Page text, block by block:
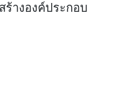
างองค์ประกอบ